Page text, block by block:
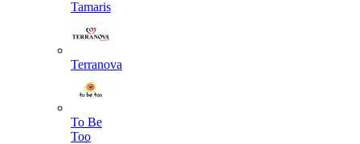
Tamaris
Terranova
To Be
Too